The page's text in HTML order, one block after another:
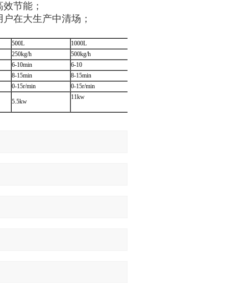
节能；
用户在大生产中清场；
500L
1000L
250kg/h
500kg/h
6-10min
6-10
8-15min
8-15min
0-15r/min 0-15r/min
5.5kw
11kw